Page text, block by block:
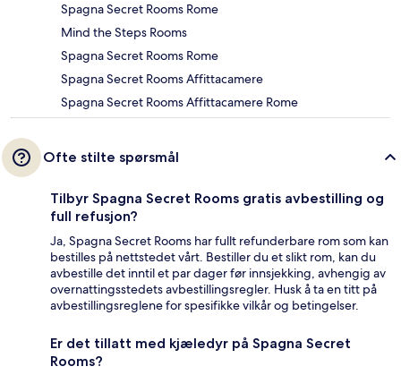
Spagna Secret Rooms Rome
Mind the Steps Rooms
Spagna Secret Rooms Rome
Spagna Secret Rooms Affittacamere
Spagna Secret Rooms Affittacamere Rome
Ofte stilte spørsmål
Tilbyr Spagna Secret Rooms gratis avbestilling og
full refusjon?
Ja, Spagna Secret Rooms har fullt refunderbare rom som kan
bestilles på nettstedet vårt. Bestiller du et slikt rom, kan du
avbestille det inntil et par dager før innsjekking, avhengig av
overnattingsstedets avbestillingsregler. Husk å ta en titt på
avbestillingsreglene for spesifikke vilkår og betingelser.
Er det tillatt med kjæledyr på Spagna Secret
Rooms?